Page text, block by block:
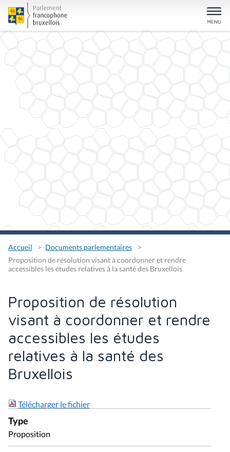
Accueil
Documents parlementaires
Proposition de résolution visant à coordonner et rendre
accessibles les études relatives à la santé des Bruxellois
Proposition de résolution
visant à coordonner et rendre
accessibles les études
relatives à la santé des
Bruxellois
Télécharger le fichier
Type
Proposition